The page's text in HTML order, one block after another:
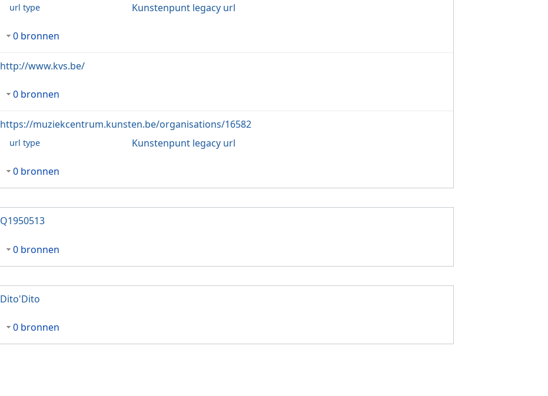
url type Kunstenpunt legacy url
0 bronnen
http://www.kvs.be/
0 bronnen
https://muziekcentrum.kunsten.be/organisations/16582
url type Kunstenpunt legacy url
0 bronnen
Q1950513
0 bronnen
Dito'Dito
0 bronnen